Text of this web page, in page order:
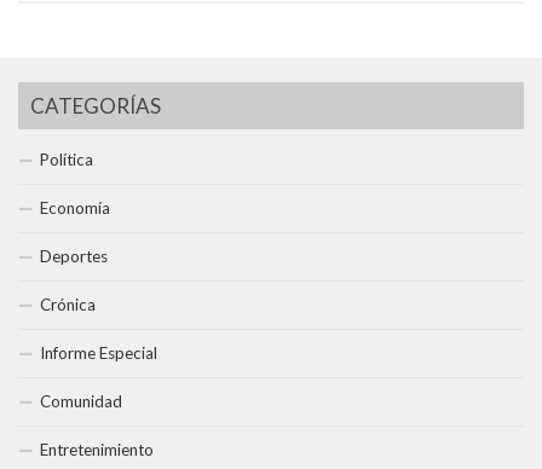
CATEGORÍAS
Política
Economía
Deportes
Crónica
Informe Especial
Comunidad
Entretenimiento